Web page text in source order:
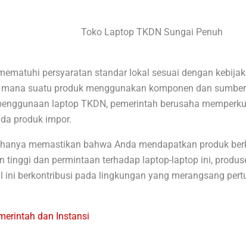
persyaratan standar lokal sesuai dengan
suatu produk menggunakan komponen dan
laptop TKDN, pemerintah berusaha
produk impor.
memastikan bahwa Anda mendapatkan produk
tinggi dan permintaan terhadap laptop-laptop ini,
ini berkontribusi pada lingkungan yang merangsang
dan Instansi